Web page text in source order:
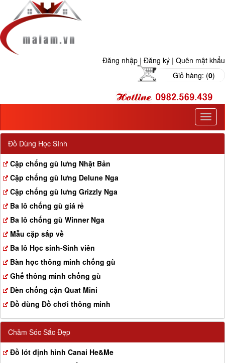
Đăng nhập | Đăng ký | Quên mật khẩu
Giỏ hàng: (0)
T
o
Đồ Dùng Học SInh
Cặp chống gù lưng Nhật Bản
Cặp chống gù lưng Delune Nga
Cặp chống gù lưng Grizzly Nga
Ba lô chống gù giá rẻ
Ba lô chống gù Winner Nga
Mẫu cặp sắp về
Ba lô Học sinh-Sinh viên
Bàn học thông minh chống gù
Ghế thông minh chống gù
Đèn chống cận Quat Mini
Đồ dùng Đồ chơi thông minh
Chăm Sóc Sắc Đẹp
Đồ lót định hình Canai He&Me